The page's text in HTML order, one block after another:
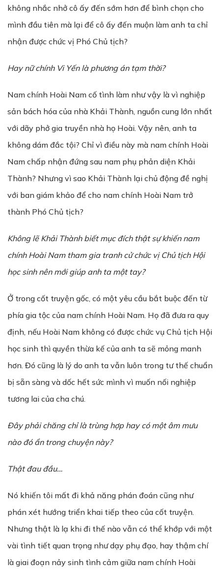
không nhắc nhở cô ấy đến sớm hơn để bình chọn cho
mình đầu tiên mà lại để cô ấy đến muộn làm anh ta chỉ
nhận được chức vị Phó Chủ tịch?
Hay nữ chính Vi Yến là phương án tạm thời?
Nam chính Hoài Nam cố tình làm như vậy là vì nghiệp
sản bách hóa của nhà Khải Thành, nguồn cung lớn nhất
với dãy phở gia truyền nhà họ Hoài. Vậy nên, anh ta
không dám đắc tội? Chỉ vì điều này mà nam chính Hoài
Nam chấp nhận đứng sau nam phụ phản diện Khải
Thành? Nhưng vì sao Khải Thành lại chủ động đề nghị
với ban giám khảo để cho nam chính Hoài Nam trở
thành Phó Chủ tịch?
Không lẽ Khải Thành biết mục đích thật sự khiến nam
chính Hoài Nam tham gia tranh cử chức vị Chủ tịch Hội
học sinh nên mới giúp anh ta một tay?
Ở trong cốt truyện gốc, có một yêu cầu bắt buộc đến từ
phía gia tộc của nam chính Hoài Nam. Họ đã đưa ra quy
định, nếu Hoài Nam không có được chức vụ Chủ tịch Hội
học sinh thì quyền thừa kế của anh ta sẽ mỏng manh
hơn. Đó cũng là lý do anh ta vẫn luôn trong tư thế chuẩn
bị sẵn sàng và dốc hết sức mình vì muốn nối nghiệp
tương lai của cha chú.
Đây phải chăng chỉlà trùng hợp hay có một âm mưu
nào đó ẩn trong chuyện này?
Thật đau đầu…
Nó khiến tôi mất đi khả năng phán đoán cũng như
phán xét hướng triển khai tiếp theo của cốt truyện.
Nhưng thật là lạ khi đi thế nào vẫn có thể khớp với một
vài tình tiết quan trọng như dạy phụ đạo, hay thậm chí
là giai đoạn nảy sinh tình cảm giữa nam chính Hoài